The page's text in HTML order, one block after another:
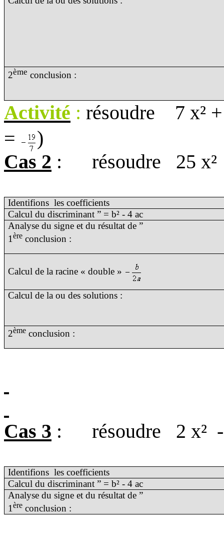
2ème conclusion :
Activité : résoudre
7 x²
=
)
Cas 2 : résoudre 25 x²
Identifions les coefficients
Calcul du discriminant ” = b² - 4 ac
Analyse du signe et du résultat de ”
1ère conclusion :
Calcul de la racine « double »
Calcul de la ou des solutions :
2ème conclusion :
Cas 3 : résoudre 2 x²
Identifions les coefficients
Calcul du discriminant ” = b² - 4 ac
Analyse du signe et du résultat de ”
1ère conclusion :